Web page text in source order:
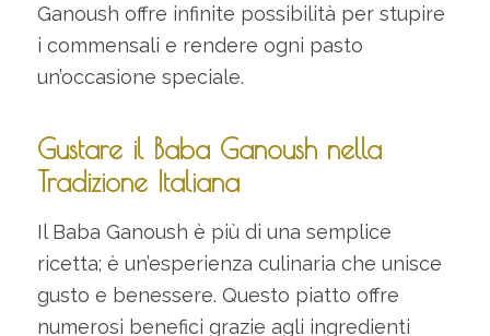
Ganoush offre infinite possibilità per stupire
i commensali e rendere ogni pasto
un’occasione speciale.
Gustare il Baba Ganoush nella
Tradizione Italiana
Il Baba Ganoush è più di una semplice
ricetta; è un’esperienza culinaria che unisce
gusto e benessere. Questo piatto offre
numerosi benefici grazie agli ingredienti